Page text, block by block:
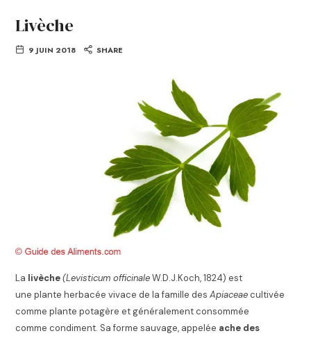
Livèche
9 JUIN 2018 SHARE
La livèche (Levisticum officinaleW.D.J.Koch, 1824) est
une plante herbacée vivace de la famille desApiaceaecultivée
comme plante potagère et généralement consommée
comme condiment. Sa forme sauvage, appelée ache des